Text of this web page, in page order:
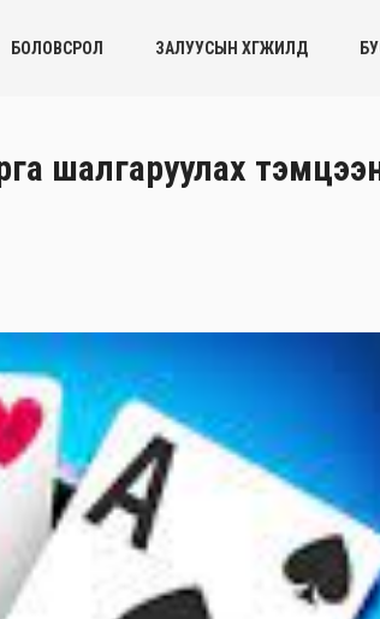
БОЛОВСРОЛ ЗАЛУУСЫН ХӨГЖИЛД
шалгаруулах